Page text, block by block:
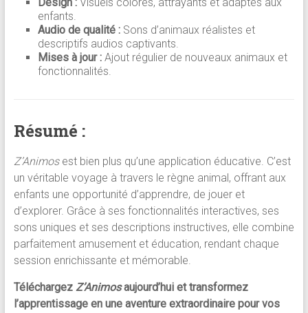
enfants.
Audio de qualité :Sons d’animaux réalistes et
descriptifs audios captivants.
Mises à jour :Ajout régulier de nouveaux animaux et
fonctionnalités.
Résumé :
Z’Animosest bien plus qu’une application éducative. C’est
un véritable voyage à travers le règne animal, offrant aux
enfants une opportunité d’apprendre, de jouer et
d’explorer. Grâce à ses fonctionnalités interactives, ses
sons uniques et ses descriptions instructives, elle combine
parfaitement amusement et éducation, rendant chaque
session enrichissante et mémorable.
Téléchargez Z’Animosaujourd’hui et transformez
l’apprentissage en une aventure extraordinaire pour vos